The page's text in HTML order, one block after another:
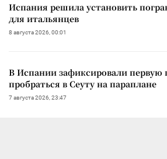
Испания решила установить
для итальянцев
8 августа 2026, 00:01
В Испании зафиксировали первую
пробраться в Сеуту на параплане
7 августа 2026, 23:47